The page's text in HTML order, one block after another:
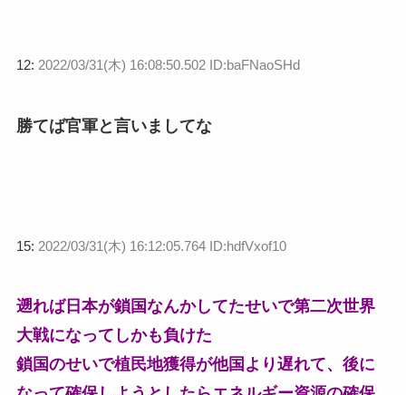
12: 2022/03/31(木) 16:08:50.502 ID:baFNaoSHd
勝てば官軍と言いましてな
15: 2022/03/31(木) 16:12:05.764 ID:hdfVxof10
遡れば日本が鎖国なんかしてたせいで第二次世界
大戦になってしかも負けた
鎖国のせいで植民地獲得が他国より遅れて、後に